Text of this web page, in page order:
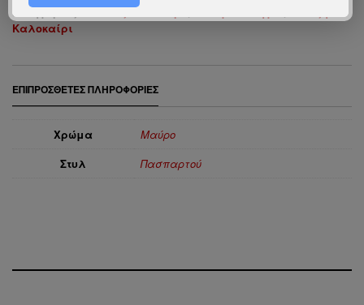
Κατηγορίες:Ζακέτες - Μπολερό
Καλοκαίρι
ΕΠΙΠΡΌΣΘΕΤΕΣ ΠΛΗΡΟΦΟΡΊΕΣ
Χρώμα
Μαύρο
Στυλ
Πασπαρτού